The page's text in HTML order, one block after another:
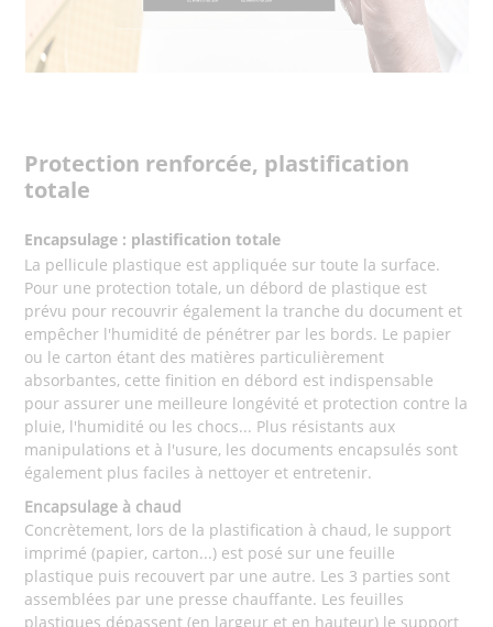
Protection renforcée, plastification
totale
Encapsulage : plastification totale
La pellicule plastique est appliquée sur toute la surface.
Pour une protection totale, un débord de plastique est
prévu pour recouvrir également la tranche du document et
empêcher l'humidité de pénétrer par les bords. Le papier
ou le carton étant des matières particulièrement
absorbantes, cette finition en débord est indispensable
pour assurer une meilleure longévité et protection contre la
pluie, l'humidité ou les chocs... Plus résistants aux
manipulations et à l'usure, les documents encapsulés sont
également plus faciles à nettoyer et entretenir.
Encapsulage à chaud
Concrètement, lors de la plastification à chaud, le support
imprimé (papier, carton...) est posé sur une feuille
plastique puis recouvert par une autre. Les 3 parties sont
assemblées par une presse chauffante. Les feuilles
plastiques dépassent (en largeur et en hauteur) le support